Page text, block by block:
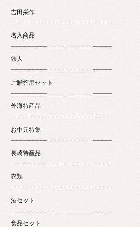
吉田栄作
名入商品
鉄人
ご贈答用セット
外海特産品
お中元特集
長崎特産品
衣類
酒セット
食品セット